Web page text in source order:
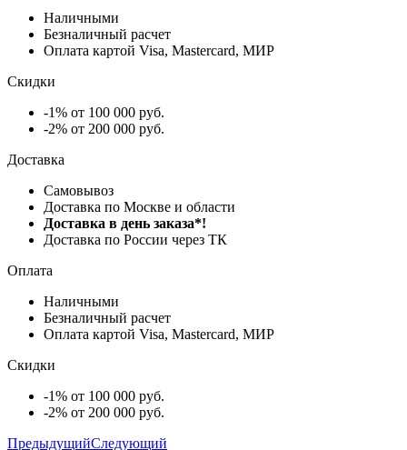
Наличными
Безналичный расчет
Оплата картой Visa, Mastercard, МИР
Скидки
-1% от 100 000 руб.
-2% от 200 000 руб.
Доставка
Самовывоз
Доставка по Москве и области
Доставка в день заказа*!
Доставка по России через ТК
Оплата
Наличными
Безналичный расчет
Оплата картой Visa, Mastercard, МИР
Скидки
-1% от 100 000 руб.
-2% от 200 000 руб.
ПредыдущийСледующий